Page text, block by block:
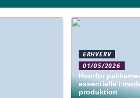
ERHVERV
01/05/2026
Hvorfor
essentielle i
produktion